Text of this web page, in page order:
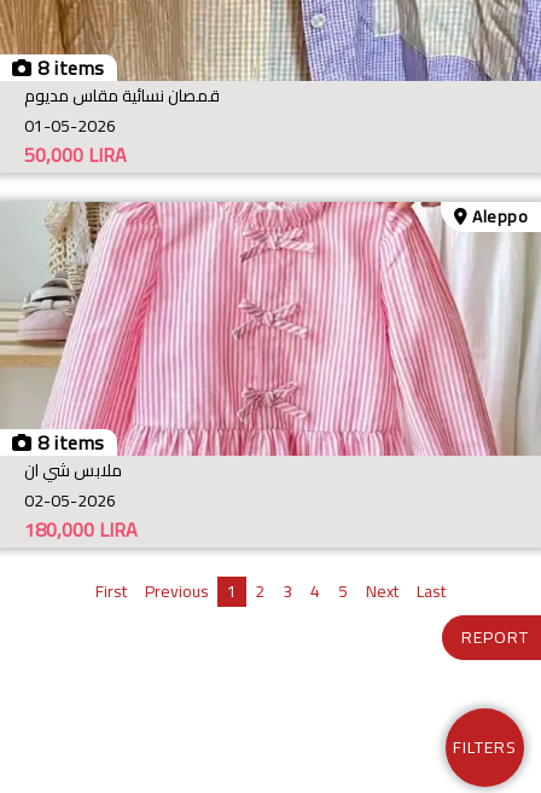
8 items
قمصان نسائية مقاس مديوم
01-05-2026
LIRA
50,000
8 items
Aleppo
ملابس شي ان
02-05-2026
LIRA
180,000
First Previous 1 2 3 4 5 Next Last
FILTERS
REPORT